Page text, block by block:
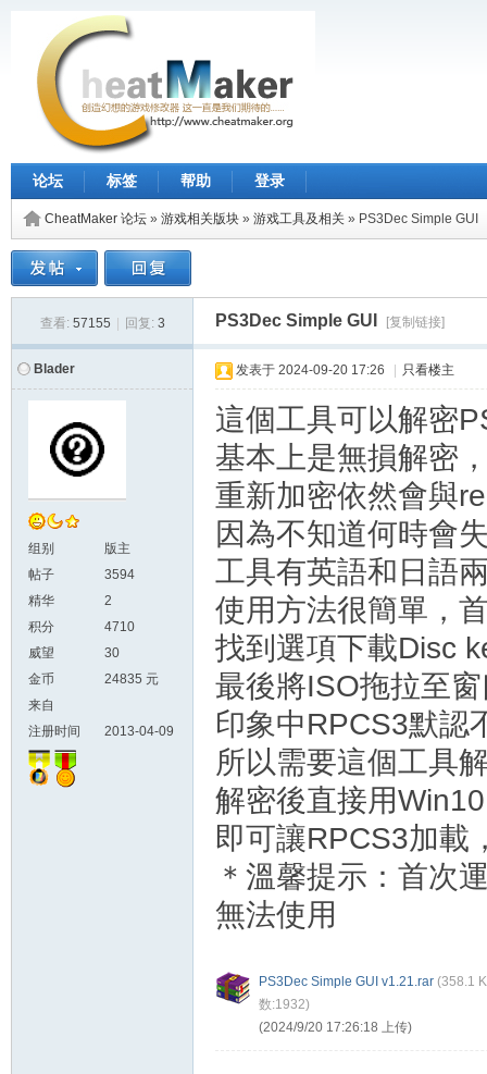
论坛 标签 帮助 登录
CheatMaker 论坛 » 游戏相关版块 » 游戏工具及相关 » PS3Dec Simple GUI
查看: 57155 回复: 3 PS3Dec Simple GUI [复制链接]
Blader
组别
版主
帖子
3594
精华
2
积分
4710
威望
30
金币
24835 元
来自
注册时间
2013-04-09
发表于 2024-09-20 17:26 只看楼主
這個工具可以解密
基本上是無損解密
重新加密依然會與
因為不知道何時會
工具有英語和日語
使用方法很簡單，
找到選項下載Disc
最後將ISO拖拉至
印象中RPCS3默認
所以需要這個工具
解密後直接用
即可讓RPCS3加載
＊溫馨提示：首次
無法使用
PS3Dec Simple GUI v1.21.rar (358.1
数:1932)
(2024/9/20 17:26:18 上传)